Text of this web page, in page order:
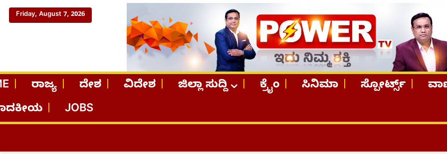
Friday, August 7, 2026
ರಾಜ್ಯ ದೇಶ ವಿದೇಶ ಜಿಲ್ಲಾ ಸುದ್ದಿ ಕ್ರೈಂ ಸಿನಿಮಾ ಸ್ಪೋರ್ಟ್ಸ್
JOBS